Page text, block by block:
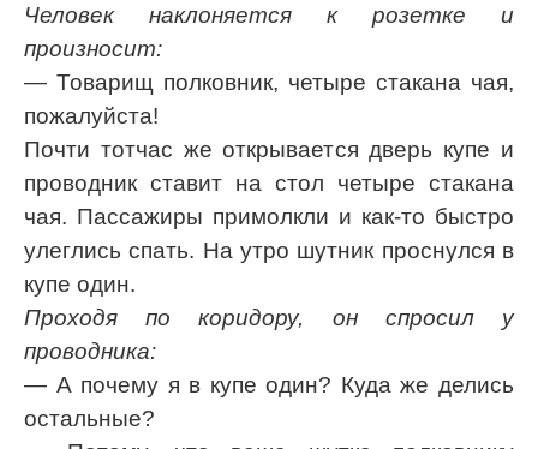
Человек наклоняется к розетке и
произносит:
— Товарищ полковник, четыре стакана чая,
пожалуйста!
Почти тотчас же открывается дверь купе и
проводник ставит на стол четыре стакана
чая. Пассажиры примолкли и как-то быстро
улеглись спать. На утро шутник проснулся в
купе один.
Проходя по коридору, он спросил у
проводника:
— А почему я в купе один? Куда же делись
остальные?